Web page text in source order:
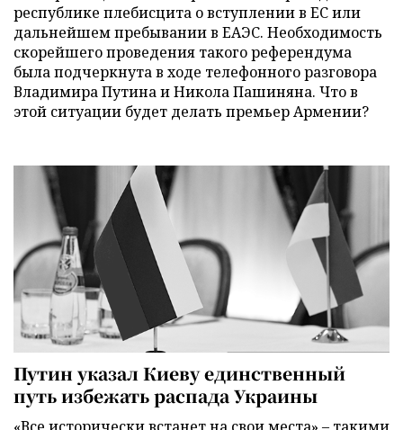
республике плебисцита о вступлении в ЕС или
дальнейшем пребывании в ЕАЭС. Необходимость
скорейшего проведения такого референдума
была подчеркнута в ходе телефонного разговора
Владимира Путина и Никола Пашиняна. Что в
этой ситуации будет делать премьер Армении?
Путин указал Киеву единственный
путь избежать распада Украины